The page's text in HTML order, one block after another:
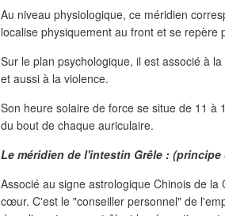
Au niveau physiologique, ce méridien
localise physiquement au front et se repère
Sur le plan psychologique, il est associé à
et aussi à la violence.
Son heure solaire de force se situe de 11
du bout de chaque auriculaire.
Le méridien de l'intestin Grêle : (principe
Associé au signe astrologique Chinois de
cœur. C'est le "conseiller personnel" de